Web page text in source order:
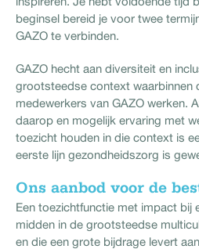
beginsel bereid je voor twee
GAZO te verbinden.
GAZO hecht aan diversiteit en
grootsteedse context waarbinnen
medewerkers van GAZO werken.
daarop en mogelijk ervaring met
toezicht houden in die context is
eerste lijn gezondheidszorg is
Ons aanbod voor de
Een toezichtfunctie met impact bij
midden in de grootsteedse
en die een grote bijdrage levert